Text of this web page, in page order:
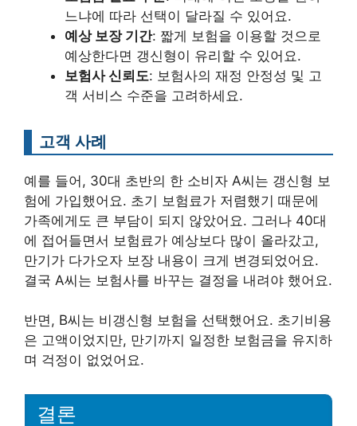
느냐에 따라 선택이 달라질 수 있어요.
예상 보장 기간: 짧게 보험을 이용할 것으로
예상한다면 갱신형이 유리할 수 있어요.
보험사 신뢰도: 보험사의 재정 안정성 및 고
객 서비스 수준을 고려하세요.
고객 사례
예를 들어, 30대 초반의 한 소비자 A씨는 갱신형 보
험에 가입했어요. 초기 보험료가 저렴했기 때문에
가족에게도 큰 부담이 되지 않았어요. 그러나 40대
에 접어들면서 보험료가 예상보다 많이 올라갔고,
만기가 다가오자 보장 내용이 크게 변경되었어요.
결국 A씨는 보험사를 바꾸는 결정을 내려야 했어요.
반면, B씨는 비갱신형 보험을 선택했어요. 초기비용
은 고액이었지만, 만기까지 일정한 보험금을 유지하
며 걱정이 없었어요.
결론